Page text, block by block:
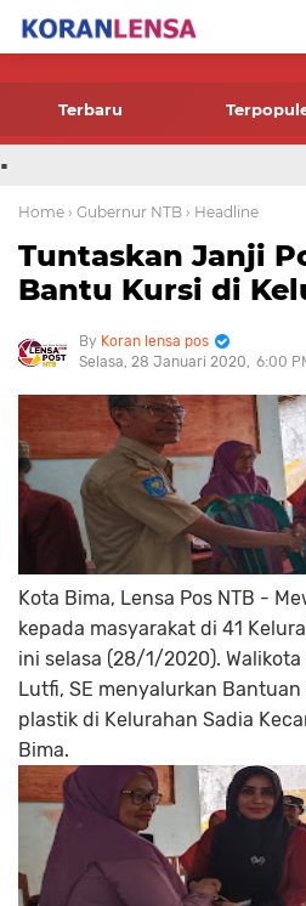
-->
Terbaru
.
Home › Gubernur NTB › Headline
Tuntaskan Janji
Bantu Kursi di
Koran lensa pos
Selasa, 28 Januari 2020
6:00
Kota Bima, Lensa Pos NTB -
kepada masyarakat di 41
ini selasa (28/1/2020).
Lutfi, SE menyalurkan
plastik di Kelurahan Sadia
Bima.